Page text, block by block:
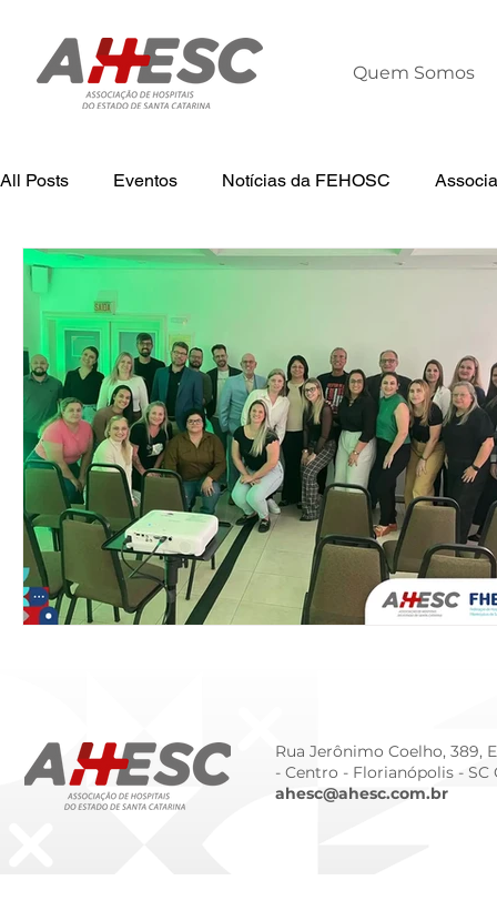
Quem Somos
All Posts Eventos Notícias da FEHOSC
Tecnologia Notícias Notícias da AHESC
Rua Jerônimo Coelho, 389,
- Centro - Florianópolis - SC
ahesc@ahesc.com.br